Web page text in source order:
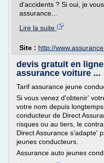
d'accidents ? Si oui, je
assurance...
Lire la suite
Site : http://
devis gratuit en
assurance voiture ...
Tarif assurance jeune
Si vous venez d'obtenir'
votre nom depuis
conducteur de Direct
risques ou au tiers, le
Direct Assurance s'adapte'
jeunes conducteurs.
Assurance auto jeunes